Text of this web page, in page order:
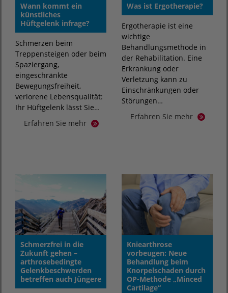
Wann kommt ein
künstliches
Hüftgelenk infrage?
Schmerzen beim
Treppensteigen oder beim
Spaziergang,
eingeschränkte
Bewegungsfreiheit,
verlorene Lebensqualität:
Ihr Hüftgelenk lässt Sie…
Erfahren Sie mehr
Was ist Ergotherapie?
Ergotherapie ist eine
wichtige
Behandlungsmethode in
der Rehabilitation. Eine
Erkrankung oder
Verletzung kann zu
Einschränkungen oder
Störungen…
Erfahren Sie mehr
Schmerzfrei in die
Zukunft gehen –
arthrosebedingte
Gelenkbeschwerden
betreffen auch Jüngere
Kniearthrose
vorbeugen: Neue
Behandlung beim
Knorpelschaden durch
OP-Methode „Minced
Cartilage“